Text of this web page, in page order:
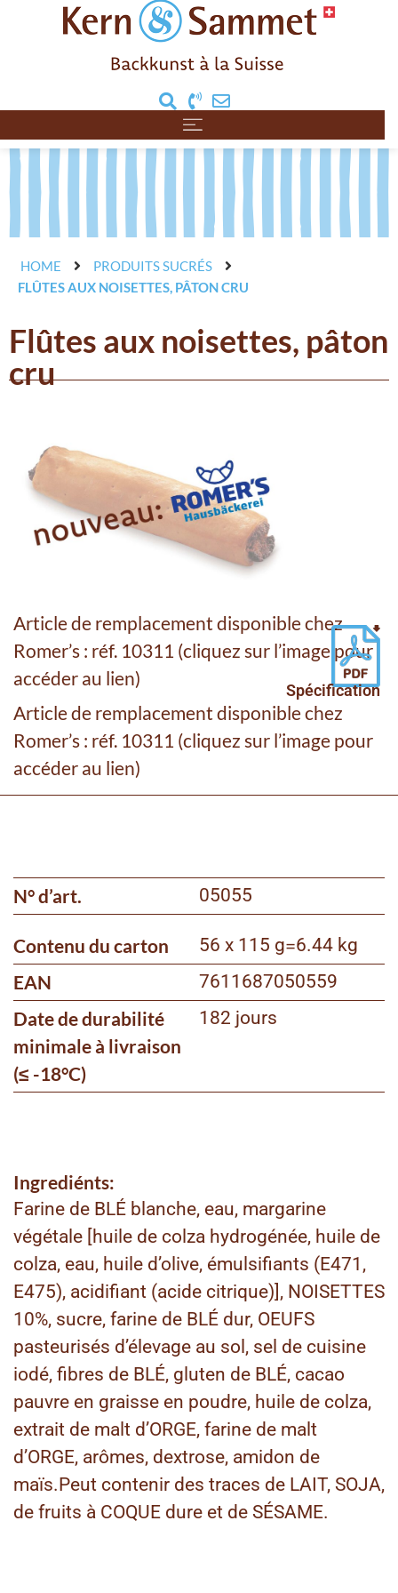
HOME
PRODUITS SUCRÉS
FLÛTES AUX NOISETTES, PÂTON CRU
Flûtes aux noisettes, pâton
cru
Article de remplacement disponible chez
Romer’s : réf. 10311 (cliquez sur l’image pour
accéder au lien)
Spécification
Article de remplacement disponible chez
Romer’s : réf. 10311 (cliquez sur l’image pour
accéder au lien)
N° d’art. 05055
Contenu du carton 56 x 115 g=6.44 kg
EAN 7611687050559
Date de durabilité
minimale à livraison
(≤ -18°C)
182 jours
Ingrediénts:
Farine de BLÉ blanche, eau, margarine
végétale [huile de colza hydrogénée, huile de
colza, eau, huile d’olive, émulsifiants (E471,
E475), acidifiant (acide citrique)], NOISETTES
10%, sucre, farine de BLÉ dur, OEUFS
pasteurisés d’élevage au sol, sel de cuisine
iodé, fibres de BLÉ, gluten de BLÉ, cacao
pauvre en graisse en poudre, huile de colza,
extrait de malt d’ORGE, farine de malt
d’ORGE, arômes, dextrose, amidon de
maïs.Peut contenir des traces de LAIT, SOJA,
de fruits à COQUE dure et de SÉSAME.